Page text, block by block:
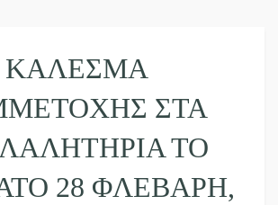
ΚΆΛΕΣΜΑ
ΣΤΑ
ΤΟ
28 ΦΛΕΒΆΡΗ,